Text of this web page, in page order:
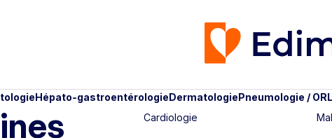
Hépato-gastroentérologieDermatologiePneumologie / ORL
Cardiologie